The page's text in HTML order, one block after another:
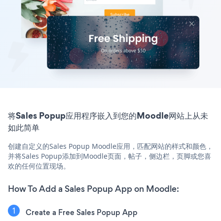
将Sales Popup应用程序嵌入到您的Moodle网站上从未
如此简单
创建自定义的Sales Popup Moodle应用，匹配网站的样式和颜色，
并将Sales Popup添加到Moodle页面，帖子，侧边栏，页脚或您喜
欢的任何位置现场。
How To Add a Sales Popup App on Moodle:
Create a Free Sales Popup App